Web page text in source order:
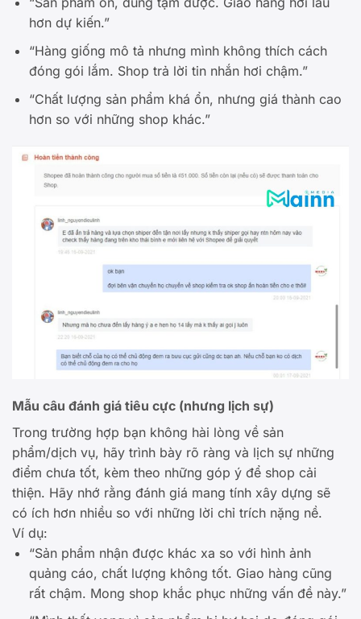
hơn dự kiến.”
“Hàng giống mô tả nhưng mình không thích cách
đóng gói lắm. Shop trả lời tin nhắn hơi chậm.”
“Chất lượng sản phẩm khá ổn, nhưng giá thành cao
hơn so với những shop khác.”
Mẫu câu đánh giá tiêu cực (nhưng lịch sự)
Trong trường hợp bạn không hài lòng về sản
phẩm/dịch vụ, hãy trình bày rõ ràng và lịch sự những
điểm chưa tốt, kèm theo những góp ý để shop cải
thiện. Hãy nhớ rằng đánh giá mang tính xây dựng sẽ
có ích hơn nhiều so với những lời chỉ trích nặng nề.
Ví dụ:
“Sản phẩm nhận được khác xa so với hình ảnh
quảng cáo, chất lượng không tốt. Giao hàng cũng
rất chậm. Mong shop khắc phục những vấn đề này.”